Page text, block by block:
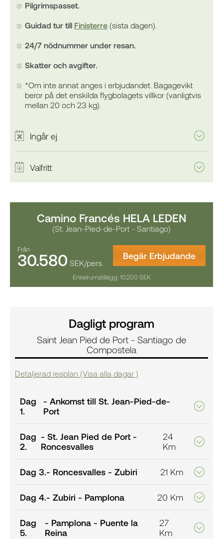
Pilgrimspasset.
Guidad tur till Finisterre (sista dagen).
24/7 nödnummer under resan.
Skatter och avgifter.
*Om inte annat anges i erbjudandet. Bagagevikt
beror på det enskilda flygbolagets villkor (vanligtvis
mellan 20 och 23 kg).
Ingår ej
Valfritt
Camino Francés HELA LEDEN
(St. Jean-Pied-de-Port - Santiago)
Från
30.580 SEK/pers.
Begär Erbjudande
Enkelrumstillägg: 10.200 SEK
Dagligt program
Saint Jean Pied de Port - Santiago de
Compostela
Detaljerad resplan (Visa alla dagar )
Dag
1.
- Ankomst till St. Jean-Pied-de-
Port
Dag
2.
- St. Jean Pied de Port -
Roncesvalles
24
Km
Dag 3.- Roncesvalles - Zubiri 21 Km
Dag 4.- Zubiri - Pamplona 20 Km
Dag
5.
- Pamplona - Puente la
Reina
27
Km